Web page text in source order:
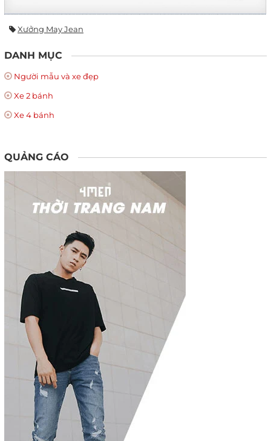
Xưởng May Jean
DANH MỤC
Người mẫu và xe đẹp
Xe 2 bánh
Xe 4 bánh
QUẢNG CÁO